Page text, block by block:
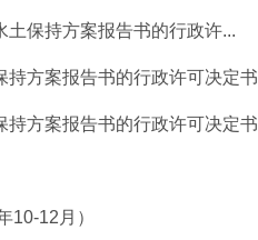
保持方案报告书的行政许...
持方案报告书的行政许可决定书
持方案报告书的行政许可决定书
10-12月）